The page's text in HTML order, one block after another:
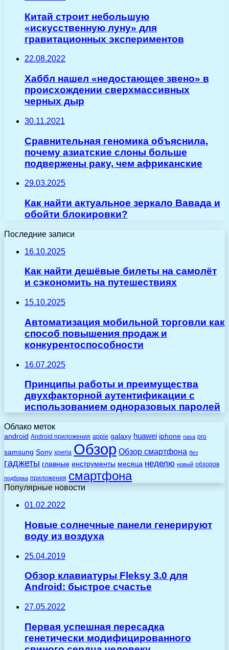
Китай строит небольшую
«искусственную луну» для
гравитационных экспериментов
22.08.2022
Хаббл нашел «недостающее звено» в
происхождении сверхмассивных
черных дыр
30.11.2021
Сравнительная геномика объяснила,
почему азиатские слоны больше
подвержены раку, чем африканские
29.03.2025
Как найти актуальное зеркало Вавада и
обойти блокировки?
Последние записи
16.10.2025
Как найти дешёвые билеты на самолёт
и сэкономить на путешествиях
15.10.2025
Автоматизация мобильной торговли как
способ повышения продаж и
конкурентоспособности
16.07.2025
Принципы работы и преимущества
двухфакторной аутентификации с
использованием одноразовых паролей
Облако меток
android Android приложения apple galaxy huawei iphone nasa pro
samsung Sony xperia Обзор Обзор смартфона без
гаджеты главные инструменты месяца неделю новый обзоров
подборка приложения смартфона
Популярные новости
01.02.2022
Новые солнечные панели генерируют
воду из воздуха
25.04.2019
Обзор клавиатуры Fleksy 3.0 для
Android: быстрое счастье
27.05.2022
Первая успешная пересадка
генетически модифицированного